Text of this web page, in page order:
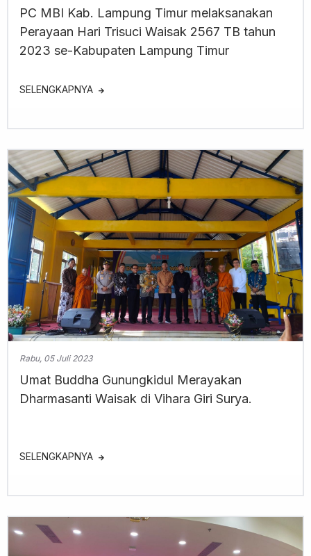
PC MBI Kab. Lampung Timur melaksanakan
Perayaan Hari Trisuci Waisak 2567 TB tahun
2023 se-Kabupaten Lampung Timur
SELENGKAPNYA
Rabu, 05 Juli 2023
Umat Buddha Gunungkidul Merayakan
Dharmasanti Waisak di Vihara Giri Surya.
SELENGKAPNYA